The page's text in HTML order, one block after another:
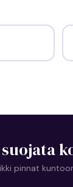
pinnat